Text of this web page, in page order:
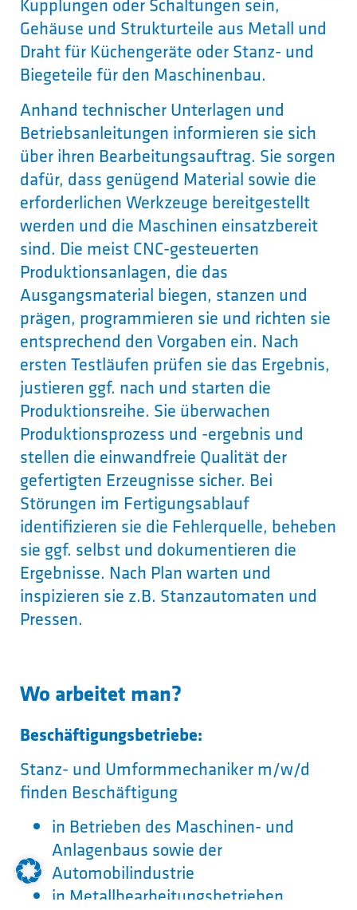
Gehäuse und Strukturteile aus Metall und
Draht für Küchengeräte oder Stanz- und
Biegeteile für den Maschinenbau.
Anhand technischer Unterlagen und
Betriebsanleitungen informieren sie sich
über ihren Bearbeitungsauftrag. Sie sorgen
dafür, dass genügend Material sowie die
erforderlichen Werkzeuge bereitgestellt
werden und die Maschinen einsatzbereit
sind. Die meist CNC-gesteuerten
Produktionsanlagen, die das
Ausgangsmaterial biegen, stanzen und
prägen, programmieren sie und richten sie
entsprechend den Vorgaben ein. Nach
ersten Testläufen prüfen sie das Ergebnis,
justieren ggf. nach und starten die
Produktionsreihe. Sie überwachen
Produktionsprozess und -ergebnis und
stellen die einwandfreie Qualität der
gefertigten Erzeugnisse sicher. Bei
Störungen im Fertigungsablauf
identifizieren sie die Fehlerquelle, beheben
sie ggf. selbst und dokumentieren die
Ergebnisse. Nach Plan warten und
inspizieren sie z.B. Stanzautomaten und
Pressen.
Wo arbeitet man?
Beschäftigungsbetriebe:
Stanz- und Umformmechaniker m/w/d
finden Beschäftigung
in Betrieben des Maschinen- und
Anlagenbaus sowie der
Automobilindustrie
in Metallbearbeitungsbetrieben